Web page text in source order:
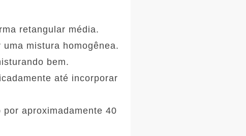
retangular média.
mistura homogênea.
bem.
até incorporar
aproximadamente 40